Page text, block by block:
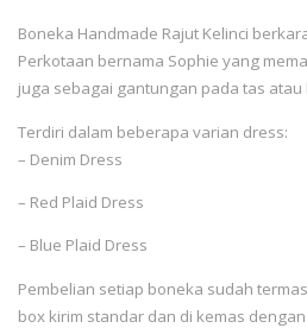
Boneka Handmade Rajut Kelinci
Perkotaan bernama Sophie yang
juga sebagai gantungan pada tas atau
Terdiri dalam beberapa varian dress:
– Denim Dress
– Red Plaid Dress
– Blue Plaid Dress
Pembelian setiap boneka sudah
box kirim standar dan di kemas